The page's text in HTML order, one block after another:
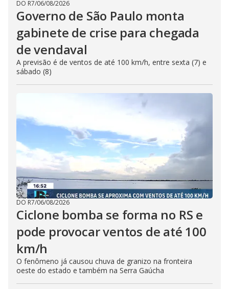
DO R7/06/08/2026
Governo de São Paulo monta
gabinete de crise para chegada
de vendaval
A previsão é de ventos de até 100 km/h, entre sexta (7) e
sábado (8)
DO R7/06/08/2026
Ciclone bomba se forma no RS e
pode provocar ventos de até 100
km/h
O fenômeno já causou chuva de granizo na fronteira
oeste do estado e também na Serra Gaúcha